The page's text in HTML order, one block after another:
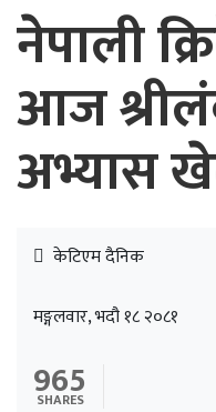
नेपाली
आज
अभ्यास
केटिएम दैनिक
मङ्गलवार, भदौ १८ २०८१
965
SHARES